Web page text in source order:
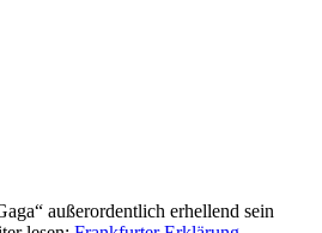
außerordentlich erhellend sein